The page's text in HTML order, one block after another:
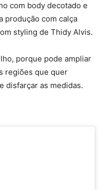
com body decotado e
produção com calça
styling de Thidy Alvis.
porque pode ampliar
regiões que quer
disfarçar as medidas.